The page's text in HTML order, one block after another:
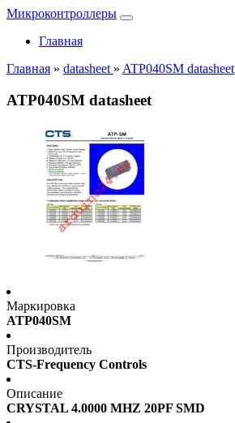
Микроконтроллеры
Главная
Главная » datasheet » ATP040SM datasheet
ATP040SM datasheet
Маркировка
ATP040SM
Производитель
CTS-Frequency Controls
Описание
CRYSTAL 4.0000 MHZ 20PF SMD